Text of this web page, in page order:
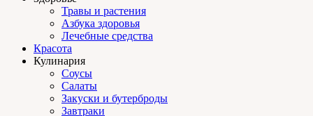
Травы и растения
Азбука здоровья
Лечебные средства
Красота
Кулинария
Соусы
Салаты
Закуски и бутерброды
Завтраки